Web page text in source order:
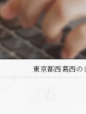
東京都西葛西の